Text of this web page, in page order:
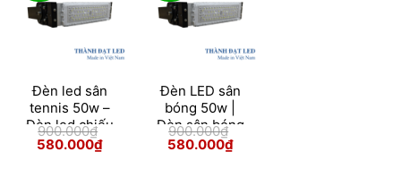
Đèn led sân
tennis 50w –
Đèn led chiếu
sáng sân
900.000₫
Giá
gốc
580.000₫Giá
hiện
Đèn LED sân
bóng 50w |
Đèn sân bóng
50w module
900.000₫
Giá
gốc
580.000₫Giá
hiện